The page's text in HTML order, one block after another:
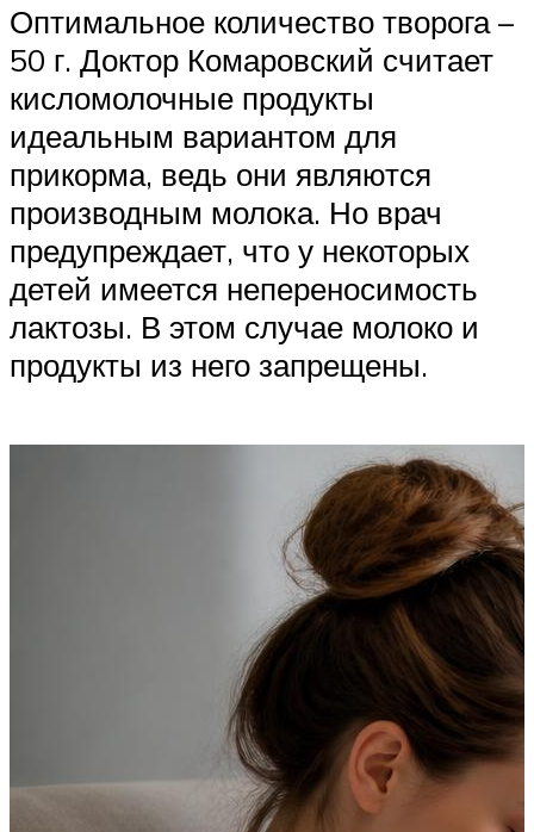
Оптимальное количество творога –
50 г. Доктор Комаровский считает
кисломолочные продукты
идеальным вариантом для
прикорма, ведь они являются
производным молока. Но врач
предупреждает, что у некоторых
детей имеется непереносимость
лактозы. В этом случае молоко и
продукты из него запрещены.